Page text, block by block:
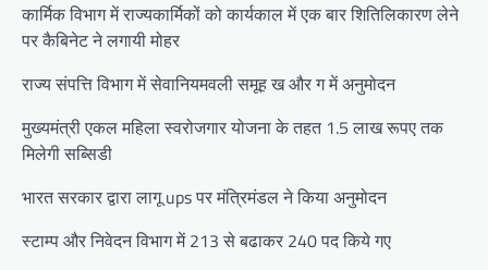
कार्मिक विभाग में राज्यकार्मिकों को कार्यकाल में एक बार शितिलिकारण लेने
पर कैबिनेट ने लगायी मोहर
राज्य संपत्ति विभाग में सेवानियमवली समूह ख और ग में अनुमोदन
मुख्यमंत्री एकल महिला स्वरोजगार योजना के तहत 1.5 लाख रूपए तक
मिलेगी सब्सिडी
भारत सरकार द्वारा लागू ups पर मंत्रिमंडल ने किया अनुमोदन
स्टाम्प और निवेदन विभाग में 213 से बढाकर 240 पद किये गए